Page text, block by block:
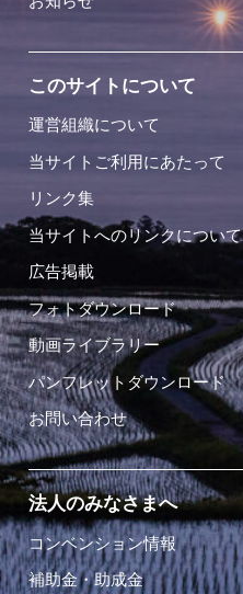
このサイトについて
運営組織について
当サイトご利用にあたって
リンク集
当サイトへのリンクについて
広告掲載
フォトダウンロード
動画ライブラリー
パンフレットダウンロード
お問い合わせ
法人のみなさまへ
コンベンション情報
補助金・助成金